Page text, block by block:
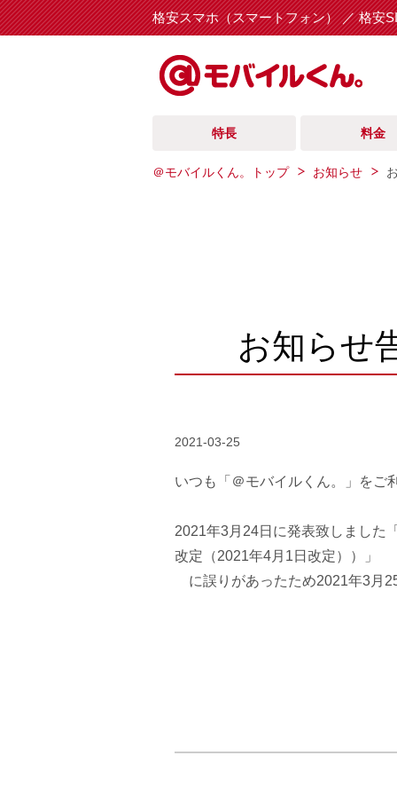
格安スマホ（スマートフォン） ／ 格安
特長 料金
＠モバイルくん。トップ お知らせ
お知らせ
2021-03-25
いつも「＠モバイルくん。」をご
2021年3月24日に発表致しまし
改定（2021年4月1日改定））」
に誤りがあったため2021年3月